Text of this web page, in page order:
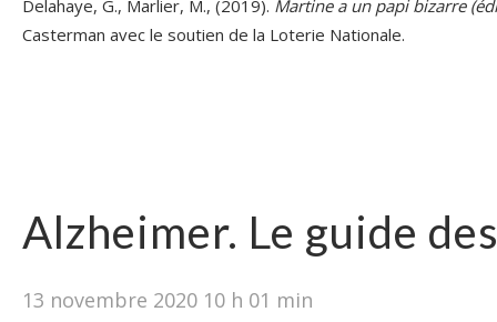
Delahaye, G., Marlier, M., (2019). Martine a un papi bizarre
Casterman avec le soutien de la Loterie Nationale.
Alzheimer. Le guide
13 novembre 2020 10 h 01 min